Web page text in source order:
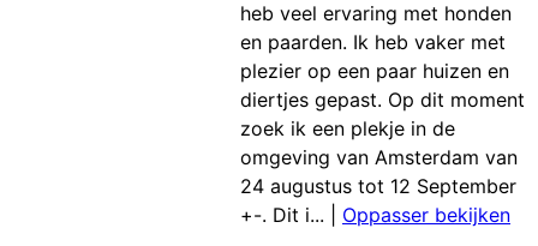
heb veel ervaring met honden
en paarden. Ik heb vaker met
plezier op een paar huizen en
diertjes gepast. Op dit moment
zoek ik een plekje in de
omgeving van Amsterdam van
24 augustus tot 12 September
+-. Dit i...
Oppasser bekijken